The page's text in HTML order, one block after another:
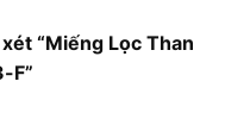
“Miếng Lọc Than
F”